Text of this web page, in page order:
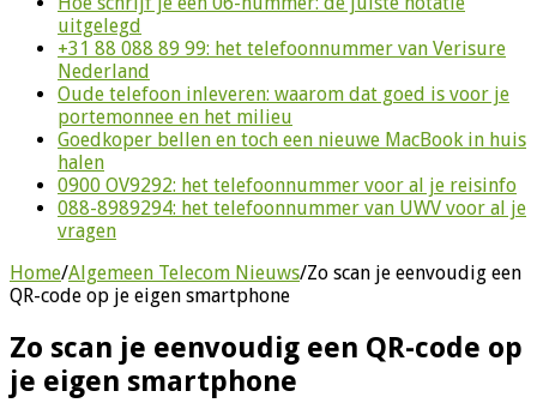
uitgelegd
+31 88 088 89 99: het telefoonnummer van Verisure
Nederland
Oude telefoon inleveren: waarom dat goed is voor je
portemonnee en het milieu
Goedkoper bellen en toch een nieuwe MacBook in huis
halen
0900 OV9292: het telefoonnummer voor al je reisinfo
088-8989294: het telefoonnummer van UWV voor al je
vragen
Home/Algemeen Telecom Nieuws/Zo scan je eenvoudig een
QR-code op je eigen smartphone
Zo scan je eenvoudig een QR-code op
je eigen smartphone